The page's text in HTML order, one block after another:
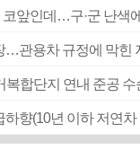
앞인데…구·군 난색에
…관용차 규정에 막힌
복합단지 연내 준공 수